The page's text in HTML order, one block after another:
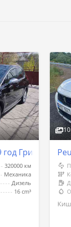
год
320000 км
Механика
Дизель
16 cm³
10